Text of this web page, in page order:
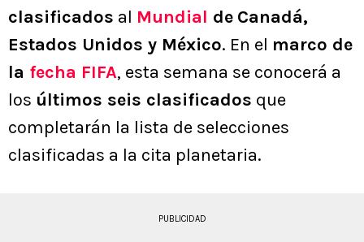
clasificados al Mundial de Canadá,
Estados Unidos y México. En el marco de
la fecha FIFA, esta semana se conocerá a
los últimos seis clasificados que
completarán la lista de selecciones
clasificadas a la cita planetaria.
PUBLICIDAD